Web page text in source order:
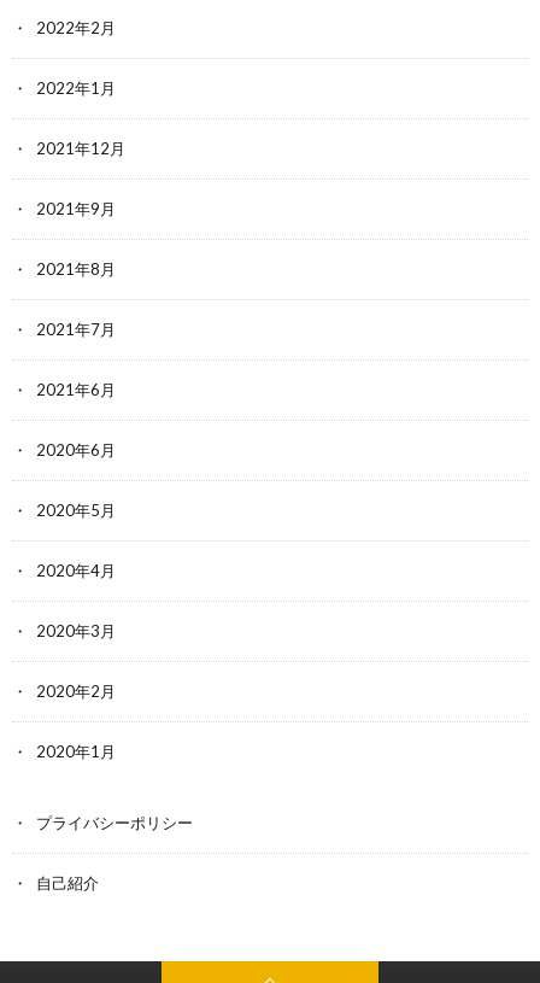
2022年2月
2022年1月
2021年12月
2021年9月
2021年8月
2021年7月
2021年6月
2020年6月
2020年5月
2020年4月
2020年3月
2020年2月
2020年1月
プライバシーポリシー
自己紹介